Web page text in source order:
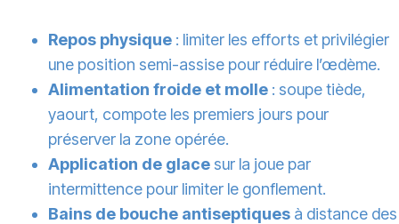
Repos physique : limiter les efforts et privilégier
une position semi-assise pour réduire l’œdème.
Alimentation froide et molle : soupe tiède,
yaourt, compote les premiers jours pour
préserver la zone opérée.
Application de glace sur la joue par
intermittence pour limiter le gonflement.
Bains de bouche antiseptiques à distance des